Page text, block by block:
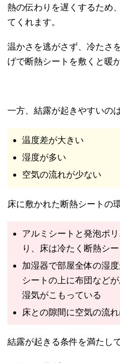
熱の伝わりを遅くするため
てくれます。
温かさを逃がさず、冷たさ
げで断熱シートを敷くと暖
一方、結露が起きやすいの
温度差が大きい
湿度が多い
空気の流れが少ない
床に敷かれた断熱シートの
アルミシートと発泡ポ
り、床は冷たく断熱シ
加湿器で部屋全体の湿
シートの上に布団など
湿気がこもっている
床との隙間に空気の流
結露が起きる条件を満たし